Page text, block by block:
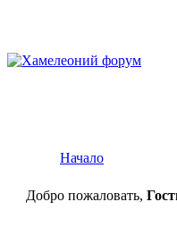
Начало
Добро пожаловать,